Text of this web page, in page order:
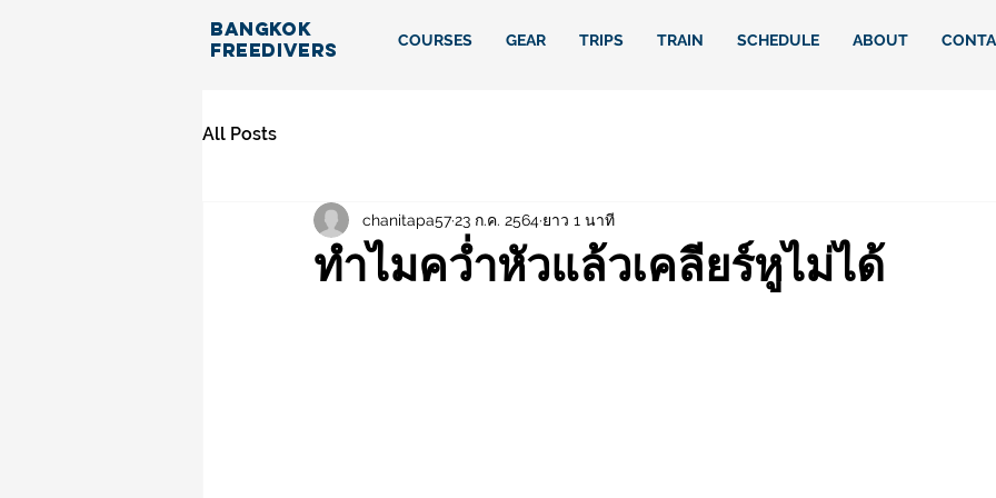
BANGKOK
FREEDIVERS
COURSES GEAR TRIPS TRAIN SCHEDULE ABOUT
All Posts
ทำไมคว่ำหัวแล้วเคลียร์หูไม่ได้
chanitapa5723 ก.ค. 2564 ยาว 1 นาที